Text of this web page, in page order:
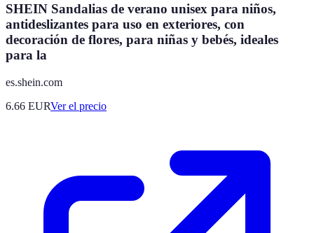
SHEIN Sandalias de verano unisex para niños,
antideslizantes para uso en exteriores, con
decoración de flores, para niñas y bebés, ideales
para la
es.shein.com
6.66 EURVer el precio